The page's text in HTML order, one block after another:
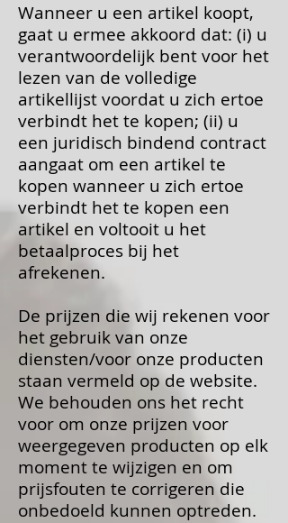
Wanneer u een artikel koopt,
gaat u ermee akkoord dat: (i) u
verantwoordelijk bent voor het
lezen van de volledige
artikellijst voordat u zich ertoe
verbindt het te kopen; (ii) u
een juridisch bindend contract
aangaat om een ​​artikel te
kopen wanneer u zich ertoe
verbindt het te kopen een
artikel en voltooit u het
betaalproces bij het
afrekenen.
De prijzen die wij rekenen voor
het gebruik van onze
diensten/voor onze producten
staan ​​vermeld op de website.
We behouden ons het recht
voor om onze prijzen voor
weergegeven producten op elk
moment te wijzigen en om
prijsfouten te corrigeren die
onbedoeld kunnen optreden.